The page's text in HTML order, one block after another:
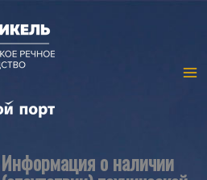
Информация о наличии